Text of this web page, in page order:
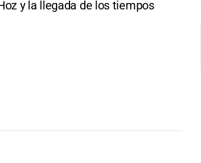
y la llegada de los tiempos